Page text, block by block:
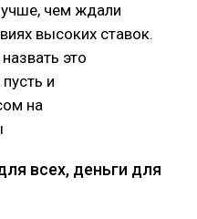
чем ждали
высоких ставок.
это
и
на
всех, деньги для